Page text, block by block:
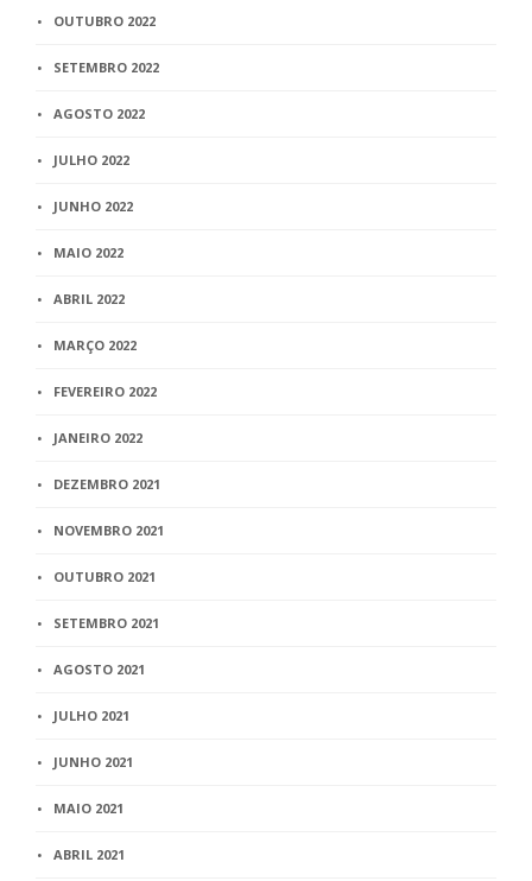
OUTUBRO 2022
SETEMBRO 2022
AGOSTO 2022
JULHO 2022
JUNHO 2022
MAIO 2022
ABRIL 2022
MARÇO 2022
FEVEREIRO 2022
JANEIRO 2022
DEZEMBRO 2021
NOVEMBRO 2021
OUTUBRO 2021
SETEMBRO 2021
AGOSTO 2021
JULHO 2021
JUNHO 2021
MAIO 2021
ABRIL 2021